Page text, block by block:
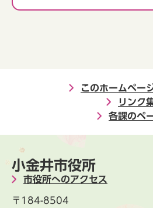
このホームペー
リンク
各課のペ
小金井市役所
市役所へのアクセス
〒184-8504